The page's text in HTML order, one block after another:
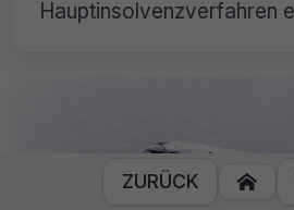
Hauptinsolvenzverfahren
ZURÜCK 